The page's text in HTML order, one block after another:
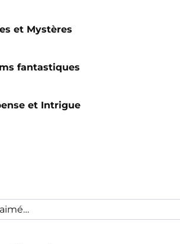
et Mystères
fantastiques
et Intrigue